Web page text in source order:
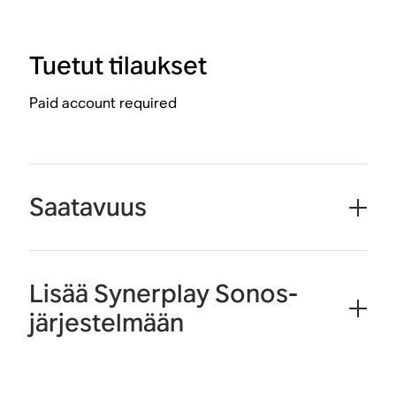
Tuetut tilaukset
Paid account required
Saatavuus
Lisää Synerplay Sonos-
järjestelmään